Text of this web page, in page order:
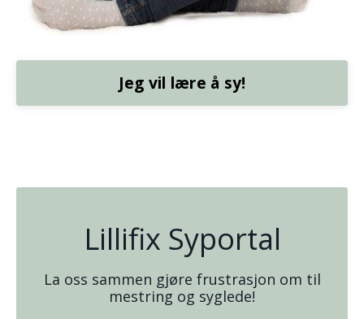
Jeg vil lære å sy!
Lillifix Syportal
La oss sammen gjøre frustrasjon om til
mestring og syglede!